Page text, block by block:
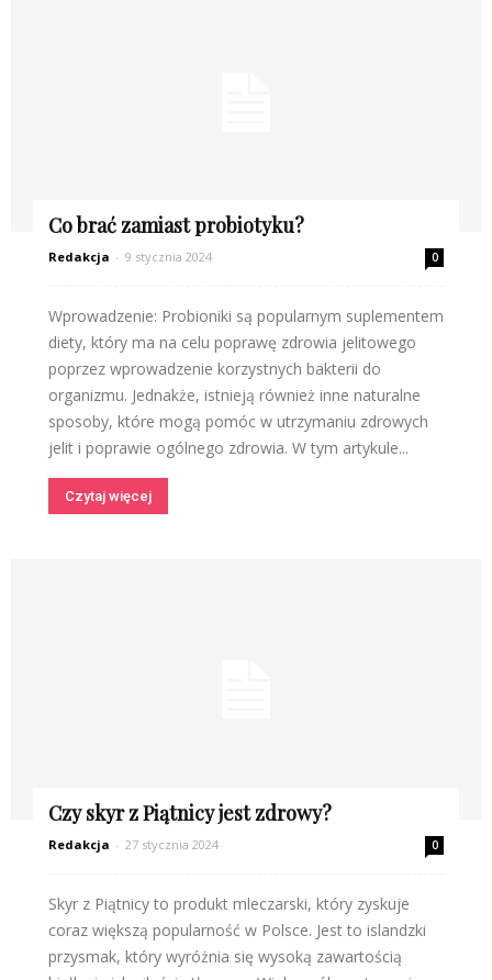
Co brać zamiast probiotyku?
Redakcja - 9 stycznia 2024 0
Wprowadzenie: Probioniki są popularnym suplementem
diety, który ma na celu poprawę zdrowia jelitowego
poprzez wprowadzenie korzystnych bakterii do
organizmu. Jednakże, istnieją również inne naturalne
sposoby, które mogą pomóc w utrzymaniu zdrowych
jelit i poprawie ogólnego zdrowia. W tym artykule...
Czytaj więcej
Czy skyr z Piątnicy jest zdrowy?
Redakcja - 27 stycznia 2024 0
Skyr z Piątnicy to produkt mleczarski, który zyskuje
coraz większą popularność w Polsce. Jest to islandzki
przysmak, który wyróżnia się wysoką zawartością